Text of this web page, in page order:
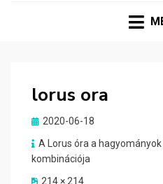
lorus ora
Posted
2020-06-18
A Lorus óra a
kombinációja
214 × 214